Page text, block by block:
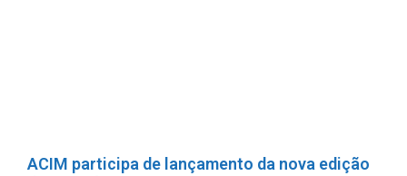
ACIM participa de lançamento da nova edição